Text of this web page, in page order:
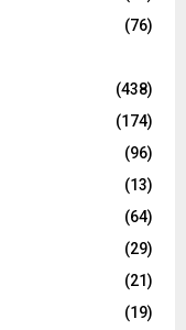
(76)
(438)
(174)
(96)
(13)
(64)
(29)
(21)
(19)